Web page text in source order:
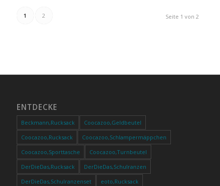
Seite 1 von 2
1 2
ENTDECKE
Beckmann,Rucksack
Coocazoo,Geldbeutel
Coocazoo,Rucksack
Coocazoo,Schlampermäppchen
Coocazoo,Sporttasche
Coocazoo,Turnbeutel
DerDieDas,Rucksack
DerDieDas,Schulranzen
DerDieDas,Schulranzenset
eoto,Rucksack